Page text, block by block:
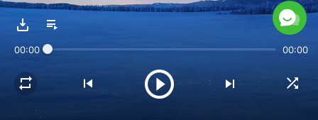
Debes poseer muchas cosas
II
00:00 00:00